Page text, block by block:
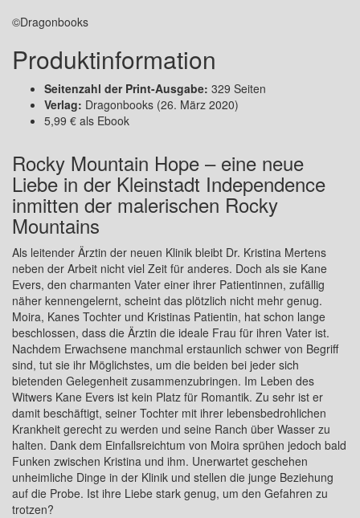
©Dragonbooks
Produktinformation
Seitenzahl der Print-Ausgabe: 329 Seiten
Verlag: Dragonbooks (26. März 2020)
5,99 € als Ebook
Rocky Mountain Hope – eine neue
Liebe in der Kleinstadt Independence
inmitten der malerischen Rocky
Mountains
Als leitender Ärztin der neuen Klinik bleibt Dr. Kristina Mertens
neben der Arbeit nicht viel Zeit für anderes. Doch als sie Kane
Evers, den charmanten Vater einer ihrer Patientinnen, zufällig
näher kennengelernt, scheint das plötzlich nicht mehr genug.
Moira, Kanes Tochter und Kristinas Patientin, hat schon lange
beschlossen, dass die Ärztin die ideale Frau für ihren Vater ist.
Nachdem Erwachsene manchmal erstaunlich schwer von Begriff
sind, tut sie ihr Möglichstes, um die beiden bei jeder sich
bietenden Gelegenheit zusammenzubringen. Im Leben des
Witwers Kane Evers ist kein Platz für Romantik. Zu sehr ist er
damit beschäftigt, seiner Tochter mit ihrer lebensbedrohlichen
Krankheit gerecht zu werden und seine Ranch über Wasser zu
halten. Dank dem Einfallsreichtum von Moira sprühen jedoch bald
Funken zwischen Kristina und ihm. Unerwartet geschehen
unheimliche Dinge in der Klinik und stellen die junge Beziehung
auf die Probe. Ist ihre Liebe stark genug, um den Gefahren zu
trotzen?